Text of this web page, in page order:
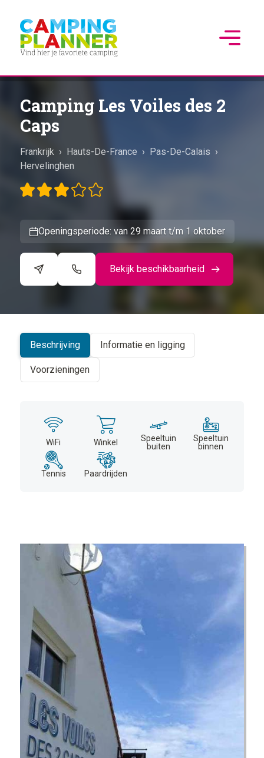
Camping Les Voiles des 2
Caps
Frankrijk › Hauts-De-France › Pas-De-Calais ›
Hervelinghen
Openingsperiode: van 29 maart t/m 1 oktober
Bekijk beschikbaarheid
+
Beschrijving Informatie en ligging
Voorzieningen
WiFi Winkel
Speeltuin
buiten
Speeltuin
binnen
Tennis Paardrijden